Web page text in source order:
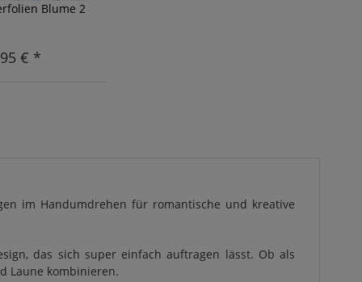
Blume 2
€ *
im Handumdrehen für romantische und kreative
das sich super einfach auftragen lässt. Ob als
Laune kombinieren.